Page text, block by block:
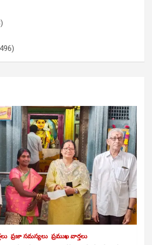
ప్రజా సమస్యలు ప్రముఖ వార్తలు